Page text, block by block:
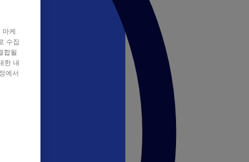
마케
수집
합될
한 내
에서